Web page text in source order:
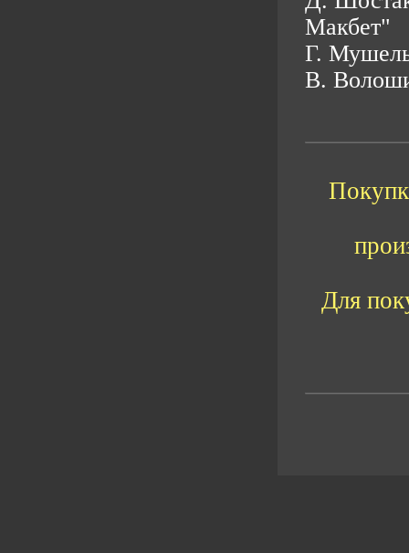
Макбет"
Г.
В.
Для